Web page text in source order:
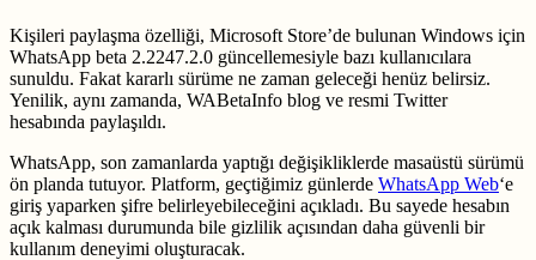
Kişileri paylaşma özelliği, Microsoft Store’de bulunan Windows için
WhatsApp beta 2.2247.2.0 güncellemesiyle bazı kullanıcılara
sunuldu. Fakat kararlı sürüme ne zaman geleceği henüz belirsiz.
Yenilik, aynı zamanda, WABetaInfo blog ve resmi Twitter
hesabında paylaşıldı.
WhatsApp, son zamanlarda yaptığı değişikliklerde masaüstü sürümü
ön planda tutuyor. Platform, geçtiğimiz günlerde WhatsApp Web‘e
giriş yaparken şifre belirleyebileceğini açıkladı. Bu sayede hesabın
açık kalması durumunda bile gizlilik açısından daha güvenli bir
kullanım deneyimi oluşturacak.